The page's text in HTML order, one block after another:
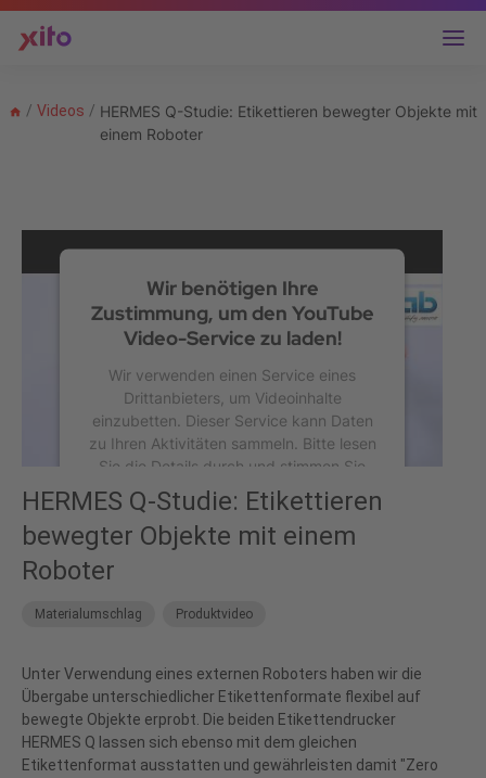
/ Videos / HERMES Q-Studie: Etikettieren bewegter Objekte mit
einem Roboter
Wir benötigen Ihre
Zustimmung, um den YouTube
Video-Service zu laden!
Wir verwenden einen Service eines
Drittanbieters, um Videoinhalte
einzubetten. Dieser Service kann Daten
zu Ihren Aktivitäten sammeln. Bitte lesen
Sie die Details durch und stimmen Sie
der Nutzung des Service zu, um dieses
Video anzusehen.
Akzeptieren
powered by
Usercentrics Consent
Management Platform
&eRecht24
HERMES Q-Studie: Etikettieren
bewegter Objekte mit einem
Roboter
Materialumschlag Produktvideo
Unter Verwendung eines externen Roboters haben wir die
Übergabe unterschiedlicher Etikettenformate flexibel auf
bewegte Objekte erprobt. Die beiden Etikettendrucker
HERMES Q lassen sich ebenso mit dem gleichen
Etikettenformat ausstatten und gewährleisten damit "Zero